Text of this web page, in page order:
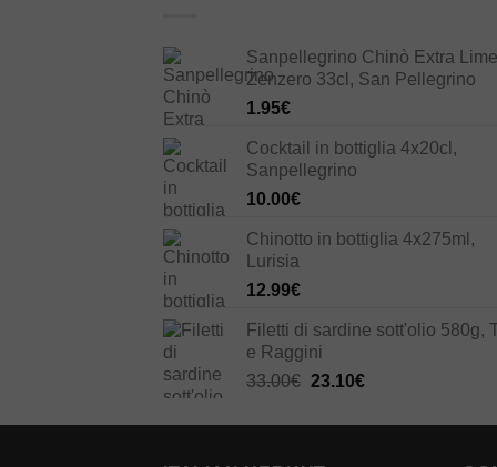
Sanpellegrino Chinò Extra
Zenzero 33cl, San Pellegrino
1.95€
Cocktail in bottiglia 4x20cl,
Sanpellegrino
10.00€
Chinotto in bottiglia 4x275ml,
Lurisia
12.99€
Filetti di sardine sott'olio 580g,
e Raggini
33.00€ Il
originale
23.10€Il
attuale